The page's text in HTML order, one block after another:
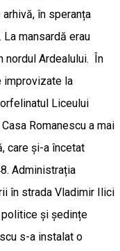
în speranța
mansardă erau
nordul Ardealului. În
improvizate la
Liceului
Romanescu a mai
care și-a încetat
Administrația
în strada Vladimir Ilici
politice și ședințe
s-a instalat o